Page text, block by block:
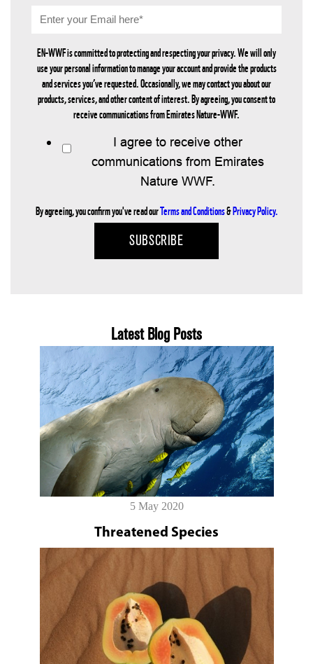
EN-WWF is committed to protecting and respecting your privacy. We will only
use your personal information to manage your account and provide the products
and services you’ve requested. Occasionally, we may contact you about our
products, services, and other content of interest. By agreeing, you consent to
receive communications from Emirates Nature-WWF.
I agree to receive other
communications from Emirates
Nature WWF.
By agreeing, you confirm you've read ourTerms and Conditions&Privacy Policy.
Latest Blog Posts
5 May 2020
Threatened Species